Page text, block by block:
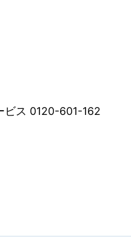
ビス 0120-601-162